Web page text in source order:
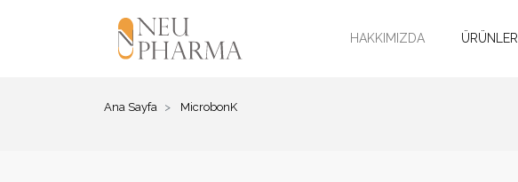
HAKKIMIZDA ÜRÜNLER
Ana Sayfa MicrobonK